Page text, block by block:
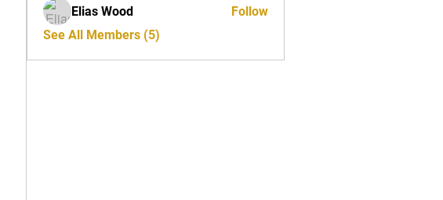
Elias Wood
Follow
See All Members (5)